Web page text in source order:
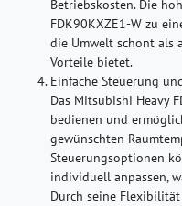
Betriebskosten. Die
FDK90KXZE1-W zu
die Umwelt schont als
Vorteile bietet.
Einfache Steuerung
Das Mitsubishi Heavy
bedienen und
gewünschten
Steuerungsoptionen
individuell anpassen,
Durch seine